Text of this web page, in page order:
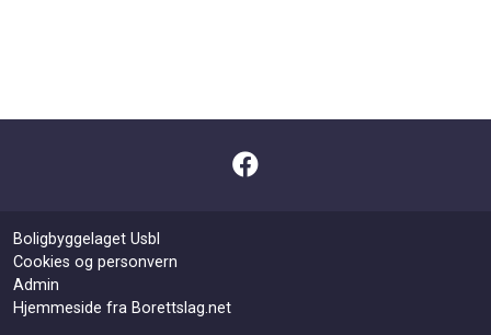
Boligbyggelaget Usbl
Cookies og personvern
Admin
Hjemmeside fra Borettslag.net